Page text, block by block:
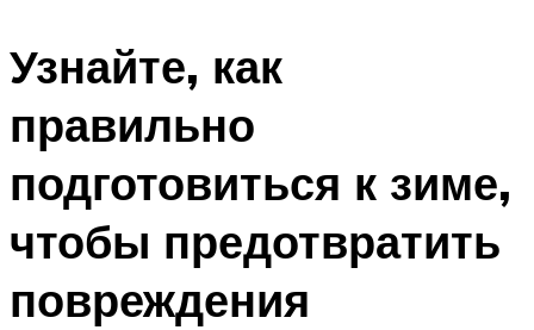
Узнайте, как
правильно
подготовиться к зиме,
чтобы предотвратить
повреждения